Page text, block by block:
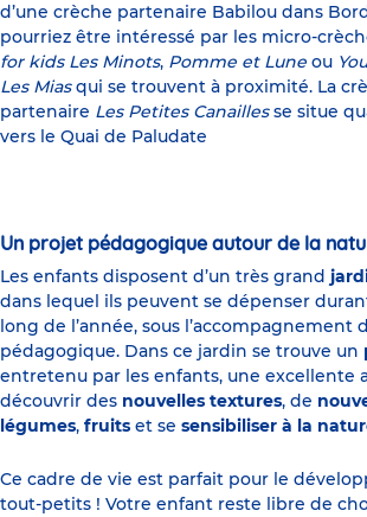
d’une crèche partenaire Babilou dans
pourriez être intéressé par les micro-
for kids Les Minots, Pomme et Lune ou
Les Miasqui se trouvent à proximité. La
partenaire Les Petites Canaillesse situe
vers le Quai de Paludate
Un projet pédagogique autour de la
Les enfants disposent d’un très grand
dans lequel ils peuvent se dépenser
long de l’année, sous l’accompagnement
pédagogique. Dans ce jardin se trouve un
entretenu par les enfants, une excellente
découvrir des nouvelles textures, de
légumes, fruits et se sensibiliser à la
Ce cadre de vie est parfait pour le
tout-petits ! Votre enfant reste libre de